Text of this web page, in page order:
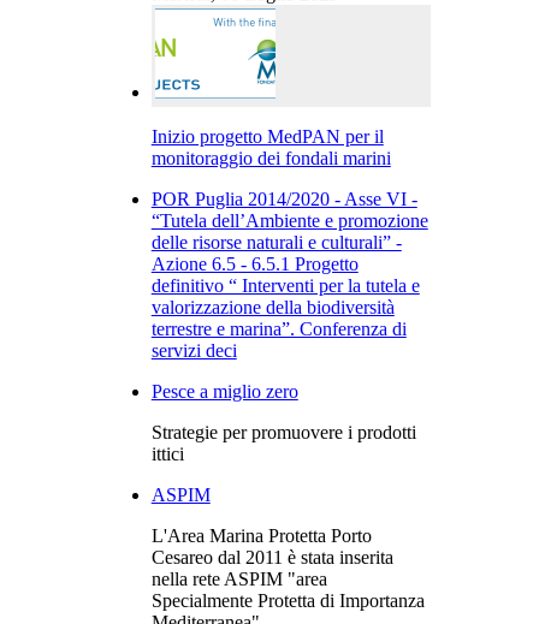
Inizio progetto MedPAN per il
monitoraggio dei fondali marini
POR Puglia 2014/2020 - Asse VI -
“Tutela dell’Ambiente e promozione
delle risorse naturali e culturali” -
Azione 6.5 - 6.5.1 Progetto
definitivo “ Interventi per la tutela e
valorizzazione della biodiversità
terrestre e marina”. Conferenza di
servizi deci
Pesce a miglio zero
Strategie per promuovere i prodotti
ittici
ASPIM
L'Area Marina Protetta Porto
Cesareo dal 2011 è stata inserita
nella rete ASPIM "area
Specialmente Protetta di Importanza